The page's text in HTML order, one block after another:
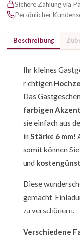
Sichere Zahlung via
Persönlicher
Beschreibung
Ihr kleines
richtigen
Das
farbigen Akzent
sie einfach aus
in Stärke 6 mm!
somit können
und
Diese
gemacht,
zu verschönern.
Verschiedene